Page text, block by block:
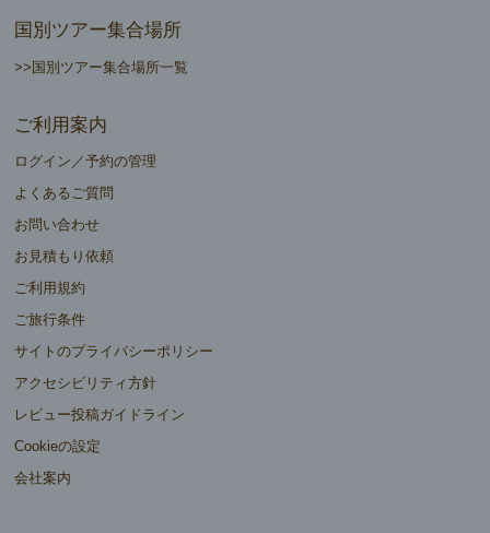
国別ツアー集合場所
>>国別ツアー集合場所一覧
ご利用案内
ログイン／予約の管理
よくあるご質問
お問い合わせ
お見積もり依頼
ご利用規約
ご旅行条件
サイトのプライバシーポリシー
アクセシビリティ方針
レビュー投稿ガイドライン
Cookieの設定
会社案内